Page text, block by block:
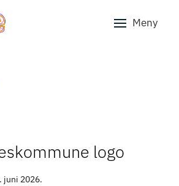
Meny
logo
juni 2026.